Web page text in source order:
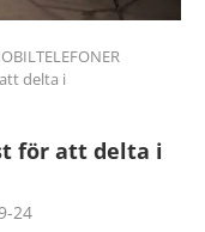
delta i
för att delta i
24